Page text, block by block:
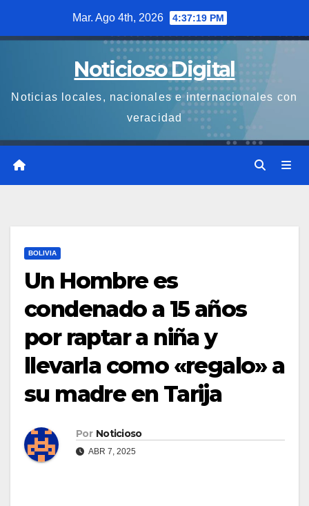
Mar. Ago 4th, 2026 4:37:20 PM
Noticioso Digital
Noticias locales, nacionales e internacionales con
veracidad
BOLIVIA
Un Hombre es
condenado a 15 años
por raptar a niña y
llevarla como «regalo» a
su madre en Tarija
Por Noticioso
ABR 7, 2025